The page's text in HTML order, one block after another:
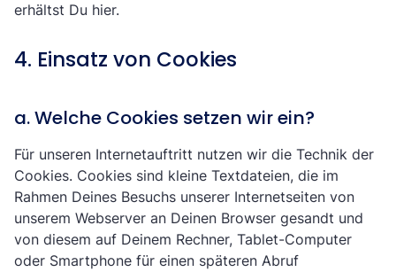
erhältst Du hier.
4. Einsatz von Cookies
a. Welche Cookies setzen wir ein?
Für unseren Internetauftritt nutzen wir die Technik der
Cookies. Cookies sind kleine Textdateien, die im
Rahmen Deines Besuchs unserer Internetseiten von
unserem Webserver an Deinen Browser gesandt und
von diesem auf Deinem Rechner, Tablet-Computer
oder Smartphone für einen späteren Abruf